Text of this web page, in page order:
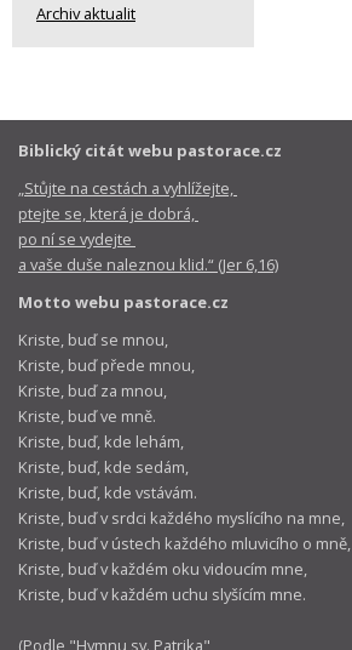
Archiv aktualit
Biblický citát webu pastorace.cz
„Stůjte na cestách a vyhlížejte,
ptejte se, která je dobrá,
po ní se vydejte
a vaše duše naleznou klid.“ (Jer 6,16)
Motto webu pastorace.cz
Kriste, buď se mnou,
Kriste, buď přede mnou,
Kriste, buď za mnou,
Kriste, buď ve mně.
Kriste, buď, kde lehám,
Kriste, buď, kde sedám,
Kriste, buď, kde vstávám.
Kriste, buď v srdci každého myslícího na mne,
Kriste, buď v ústech každého mluvicího o mně,
Kriste, buď v každém oku vidoucím mne,
Kriste, buď v každém uchu slyšícím mne.
(Podle "Hymnu sv. Patrika",